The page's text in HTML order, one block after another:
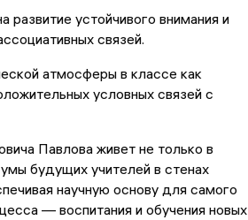
развитие устойчивого внимания и
связей.
атмосферы в классе как
условных связей с
Павлова живет не только в
будущих учителей в стенах
научную основу для самого
— воспитания и обучения новых